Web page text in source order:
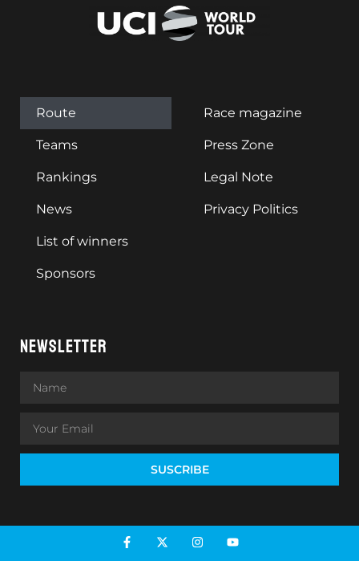
Route
Teams
Rankings
News
List of winners
Sponsors
Race magazine
Press Zone
Legal Note
Privacy Politics
NEWSLETTER
SUSCRIBE